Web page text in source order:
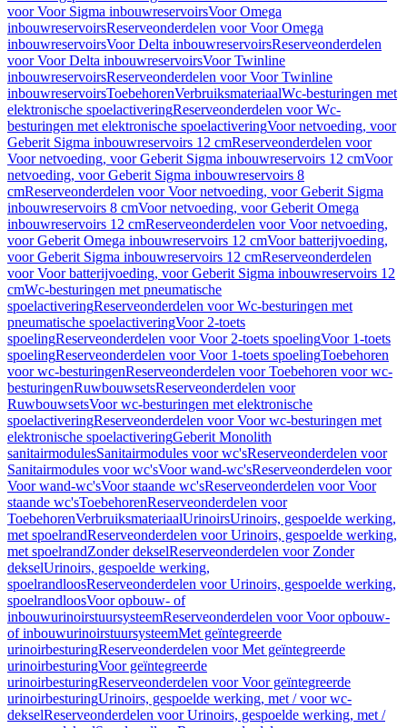
voor Voor Sigma inbouwreservoirsVoor Omega
inbouwreservoirsReserveonderdelen voor Voor Omega
inbouwreservoirsVoor Delta inbouwreservoirsReserveonderdelen
voor Voor Delta inbouwreservoirsVoor Twinline
inbouwreservoirsReserveonderdelen voor Voor Twinline
inbouwreservoirsToebehorenVerbruiksmateriaalWc-besturingen met
elektronische spoelactiveringReserveonderdelen voor Wc-
besturingen met elektronische spoelactiveringVoor netvoeding, voor
Geberit Sigma inbouwreservoirs 12 cmReserveonderdelen voor
Voor netvoeding, voor Geberit Sigma inbouwreservoirs 12 cmVoor
netvoeding, voor Geberit Sigma inbouwreservoirs 8
cmReserveonderdelen voor Voor netvoeding, voor Geberit Sigma
inbouwreservoirs 8 cmVoor netvoeding, voor Geberit Omega
inbouwreservoirs 12 cmReserveonderdelen voor Voor netvoeding,
voor Geberit Omega inbouwreservoirs 12 cmVoor batterijvoeding,
voor Geberit Sigma inbouwreservoirs 12 cmReserveonderdelen
voor Voor batterijvoeding, voor Geberit Sigma inbouwreservoirs 12
cmWc-besturingen met pneumatische
spoelactiveringReserveonderdelen voor Wc-besturingen met
pneumatische spoelactiveringVoor 2-toets
spoelingReserveonderdelen voor Voor 2-toets spoelingVoor 1-toets
spoelingReserveonderdelen voor Voor 1-toets spoelingToebehoren
voor wc-besturingenReserveonderdelen voor Toebehoren voor wc-
besturingenRuwbouwsetsReserveonderdelen voor
RuwbouwsetsVoor wc-besturingen met elektronische
spoelactiveringReserveonderdelen voor Voor wc-besturingen met
elektronische spoelactiveringGeberit Monolith
sanitairmodulesSanitairmodules voor wc'sReserveonderdelen voor
Sanitairmodules voor wc'sVoor wand-wc'sReserveonderdelen voor
Voor wand-wc'sVoor staande wc'sReserveonderdelen voor Voor
staande wc'sToebehorenReserveonderdelen voor
ToebehorenVerbruiksmateriaalUrinoirsUrinoirs, gespoelde werking,
met spoelrandReserveonderdelen voor Urinoirs, gespoelde werking,
met spoelrandZonder dekselReserveonderdelen voor Zonder
dekselUrinoirs, gespoelde werking,
spoelrandloosReserveonderdelen voor Urinoirs, gespoelde werking,
spoelrandloosVoor opbouw- of
inbouwurinoirstuursysteemReserveonderdelen voor Voor opbouw-
of inbouwurinoirstuursysteemMet geïntegreerde
urinoirbesturingReserveonderdelen voor Met geïntegreerde
urinoirbesturingVoor geïntegreerde
urinoirbesturingReserveonderdelen voor Voor geïntegreerde
urinoirbesturingUrinoirs, gespoelde werking, met / voor wc-
dekselReserveonderdelen voor Urinoirs, gespoelde werking, met /